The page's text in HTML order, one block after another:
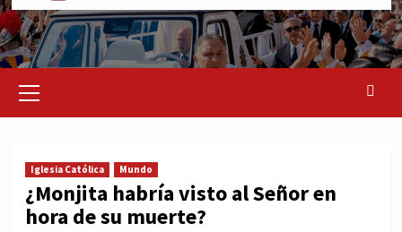
Menu
Iglesia Católica Mundo
¿Monjita habría visto al Señor en
hora de su muerte?